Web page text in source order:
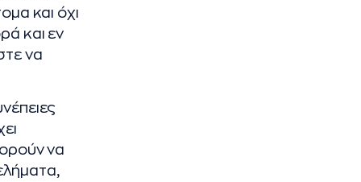
και όχι
και εν
να
να